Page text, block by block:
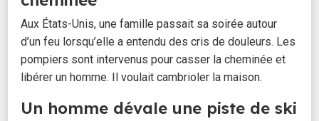
Un homme dévale une piste de ski
en voiture
Alors qu’un octogénaire conduisait dans le Haut-Rhin, il
de ski, en train de dévaler une piste rouge. Belle frayeur,